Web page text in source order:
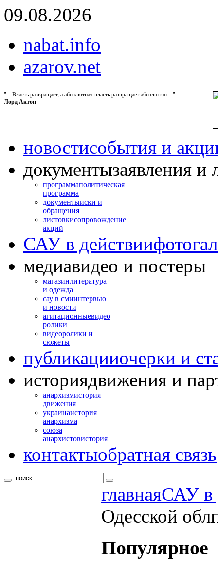
09.08.2026
nabat.info
azarov.net
"... Власть развращает, а абсолютная власть развращает абсолютно ..."
Лорд Актон
новостисобытия и
документызаявления и
программаполитическая
программа
документыиски и
обращения
листовкисопровождение
акций
САУ в действии
медиавидео и постеры
магазинлитература
и одежда
сау в смиинтервью
и новости
агитационныевидео
ролики
видеоролики и
сюжеты
публикацииочерки и
историядвижения и
анархизмистория
движения
украинаистория
анархизма
союза
анархистовистория
контактыобратная связь
главнаяСАУ в
Одесской
Популярное